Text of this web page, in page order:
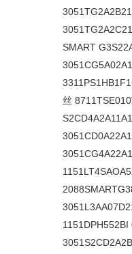
SMART
丝
1151DPH552BI